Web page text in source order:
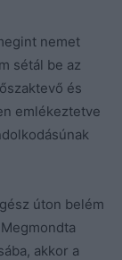
nemet
sétál be az
és
emlékeztetve
úton belém
akkor a